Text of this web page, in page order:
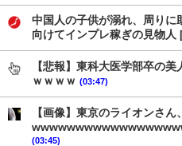
中国人の子供が溺れ、周りに
向けてインプレ稼ぎの見物人
【悲報】東科大医学部卒の
ｗｗｗｗ (03:47)
【画像】東京のライオンさん
(03:45)